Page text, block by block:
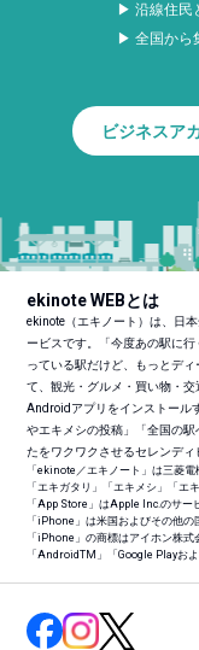
▶ 沿線住民
▶ 全国から
ビジネスア
ekinote WEBとは
ekinote（エキノート）は、日
ービスです。「今度あの駅に
っている駅だけど、もっとデ
て、観光・グルメ・買い物・
Androidアプリをインストール
やエキメシの投稿」「全国の
たをワクワクさせるセレンデ
「ekinote／エキノート」は三菱電
「エキガタリ」「エキメシ」「エ
「App Store」はApple Inc.のサー
「iPhone」は米国およびその他
「iPhone」の商標はアイホン株式
「AndroidTM 」「Google Playお